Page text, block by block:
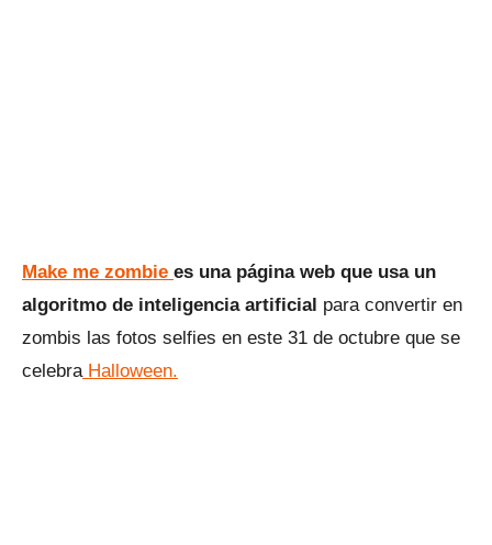
Make me zombie es una página web que usa un
algoritmo de inteligencia artificial para convertir en
zombis las fotos selfies en este 31 de octubre que se
celebraHalloween.